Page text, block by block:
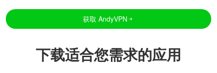
获取 AndyVPN
下载适合您需求的应用